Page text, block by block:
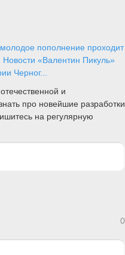
пополнение проходит
Новости «Валентин Пикуль»
Черног...
и
про новейшие разработки
на регулярную
0